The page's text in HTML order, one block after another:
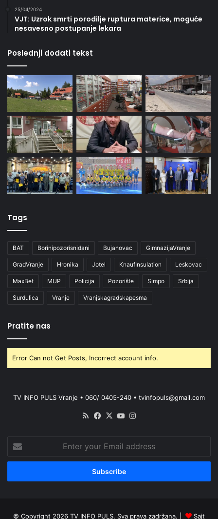
25/04/2024
VJT: Uzrok smrti porodilje ruptura materice, moguće
nesavesno postupanje lekara
Poslednji dodati tekst
Tags
BAT Borinipozorisnidani Bujanovac GimnazijaVranje
GradVranje Hronika Jotel KnaufInsulation Leskovac
MaxBet MUP Policija Pozorište Simpo Srbija
Surdulica Vranje Vranjskagradskapesma
Pratite nas
Error Can not Get Posts, Incorrect account info.
TV INFO PULS Vranje • 060/ 0405-240 • tvinfopuls@gmail.com
RSS Facebook
X YouTube
your
Email
© Copyright 2026 TV INFO PULS. Sva prava zadržana. | Sajt